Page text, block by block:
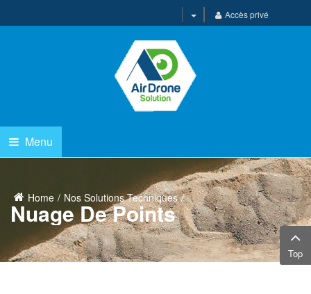
Accès privé
Menu
Home Nos Solutions Techniques
Nuage De Points
Top